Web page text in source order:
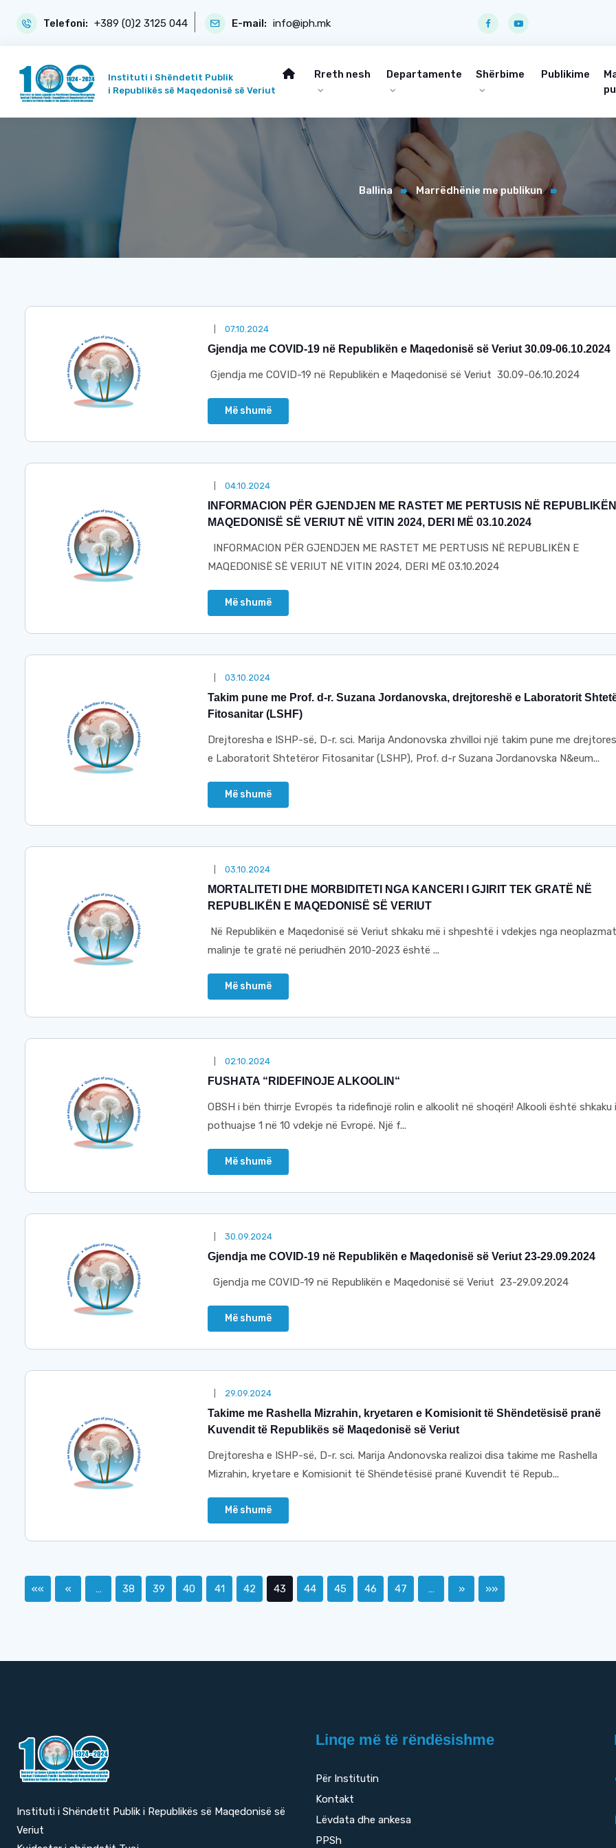
Telefoni: +389 (0)2 3125 044 E-mail: info@iph.mk
Instituti i Shëndetit Publik
i Republikës së Maqedonisë së Veriut
Rreth nesh Departamente Shërbime Publikime
Ballina Marrëdhënie me publikun
07.10.2024
Gjendja me COVID-19 në Republikën e Maqedonisë së Veriut 30.09-06.10.2024
Gjendja me COVID-19 në Republikën e Maqedonisë së Veriut 30.09-06.10.2024
Më shumë
04.10.2024
INFORMACION PËR GJENDJEN ME RASTET ME PERTUSIS NË
MAQEDONISË SË VERIUT NË VITIN 2024, DERI MË 03.10.2024
INFORMACION PËR GJENDJEN ME RASTET ME PERTUSIS NË REPUBLIKËN E
MAQEDONISË SË VERIUT NË VITIN 2024, DERI MË 03.10.2024
Më shumë
03.10.2024
Takim pune me Prof. d-r. Suzana Jordanovska, drejtoreshë e Laboratorit
Fitosanitar (LSHF)
Drejtoresha e ISHP-së, D-r. sci. Marija Andonovska zhvilloi një takim pune me
e Laboratorit Shtetëror Fitosanitar (LSHP), Prof. d-r Suzana Jordanovska N&eum...
Më shumë
03.10.2024
MORTALITETI DHE MORBIDITETI NGA KANCERI I GJIRIT TEK GRATË NË
REPUBLIKËN E MAQEDONISË SË VERIUT
Në Republikën e Maqedonisë së Veriut shkaku më i shpeshtë i vdekjes nga neoplazmat
malinje te gratë në periudhën 2010-2023 është ...
Më shumë
02.10.2024
FUSHATA “RIDEFINOJE ALKOOLIN“
OBSH i bën thirrje Evropës ta ridefinojë rolin e alkoolit në shoqëri! Alkooli është shkaku i
pothuajse 1 në 10 vdekje në Evropë. Një f...
Më shumë
30.09.2024
Gjendja me COVID-19 në Republikën e Maqedonisë së Veriut 23-29.09.2024
Gjendja me COVID-19 në Republikën e Maqedonisë së Veriut 23-29.09.2024
Më shumë
29.09.2024
Takime me Rashella Mizrahin, kryetaren e Komisionit të Shëndetësisë pranë
Kuvendit të Republikës së Maqedonisë së Veriut
Drejtoresha e ISHP-së, D-r. sci. Marija Andonovska realizoi disa takime me Rashella
Mizrahin, kryetare e Komisionit të Shëndetësisë pranë Kuvendit të Repub...
Më shumë
«« « … 38 39 40 41 42 43 44 45 46 47 … » »»
Instituti i Shëndetit Publik i Republikës së Maqedonisë së
Veriut
Linqe më të rëndësishme
Për Institutin
Kontakt
Lëvdata dhe ankesa
PPSh